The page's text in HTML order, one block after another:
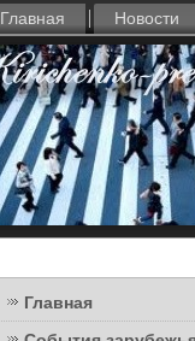
Главная Новости
Главная